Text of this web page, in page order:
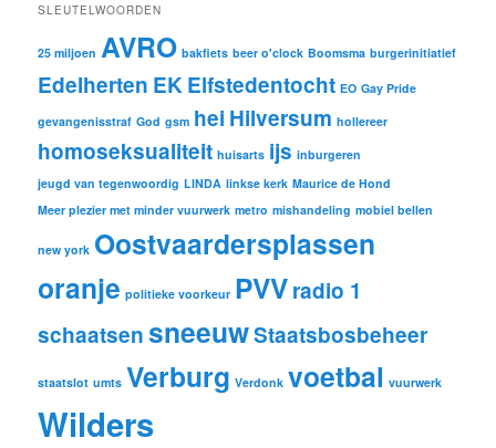
e
o
r
e
ë
n
SLEUTELWOORDEN
25 miljoen AVRO bakfiets beer o'clock Boomsma burgerinitiatief
Edelherten EKElfstedentocht EO Gay Pride
gevangenisstraf God gsm hei Hilversum hollereer
homoseksualiteit huisarts ijs inburgeren
jeugd van tegenwoordig LINDA linkse kerk Maurice de Hond
Meer plezier met minder vuurwerk metro mishandeling mobiel bellen
new york Oostvaardersplassen
oranje politieke voorkeur PVVradio 1
schaatsensneeuwStaatsbosbeheer
staatslot umts Verburg Verdonk voetbal vuurwerk
Wilders